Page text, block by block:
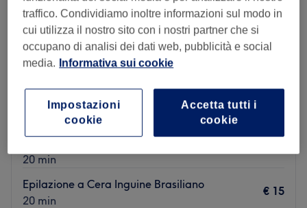
Beauty Essence di Francesca Gambino
4,9
164 recensioni
Principe di Palagonia, Palermo
Epilazione a Cera Inguine parziale
20 min
Epilazione a Cera Inguine Brasiliano
20 min
€ 15
traffico. Condividiamo inoltre informazioni sul modo in
cui utilizza il nostro sito con i nostri partner che si
occupano di analisi dei dati web, pubblicità e social
media.
Informativa sui cookie
Accetta tutti i
cookie
Impostazioni
cookie